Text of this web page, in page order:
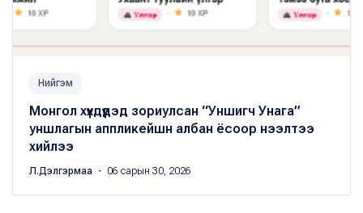
Нийгэм
Монгол хүүхдүүдэд зориулсан “Уншигч Унага”
уншлагын аппликейшн албан ёсоор нээлтээ
хийлээ
Л.Дэлгэрмаа ・ 06 сарын 30, 2026